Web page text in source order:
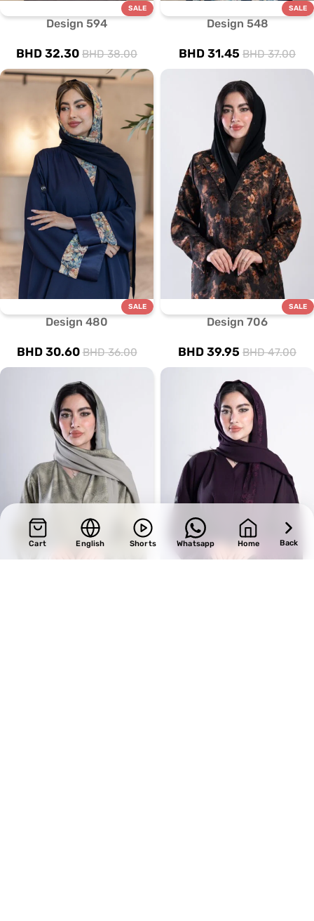
SALE
Design 548
BHD37.00
BHD 31.45
SALE
Design 594
BHD38.00
BHD 32.30
SALE
Design 706
BHD47.00
BHD 39.95
SALE
Design 480
BHD36.00
BHD30.60
Back
Home
Whatsapp
Shorts
English
Cart